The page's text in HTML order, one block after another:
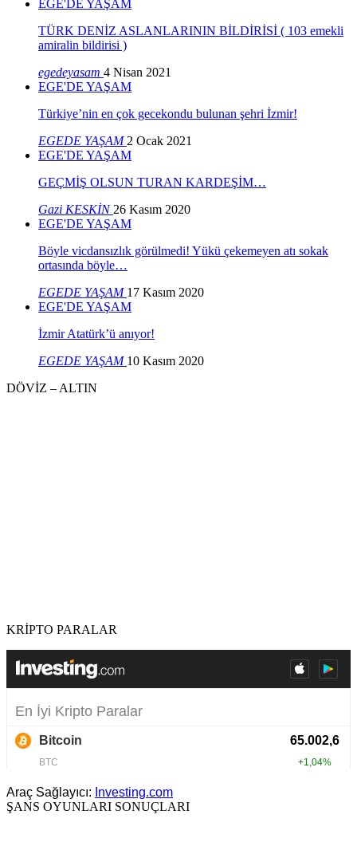
EGE'DE YAŞAM
TÜRK DENİZ ASLANLARININ BİLDİRİSİ ( 103 emekli
amiralin bildirisi )
egedeyasam 4 Nisan 2021
EGE'DE YAŞAM
Türkiye’nin en çok gecekondu bulunan şehri İzmir!
EGEDE YAŞAM 2 Ocak 2021
EGE'DE YAŞAM
GEÇMİŞ OLSUN TURAN KARDEŞİM…
Gazi KESKİN 26 Kasım 2020
EGE'DE YAŞAM
Böyle vicdansızlık görülmedi! Yükü çekemeyen atı sokak
ortasında böyle…
EGEDE YAŞAM 17 Kasım 2020
EGE'DE YAŞAM
İzmir Atatürk’ü anıyor!
EGEDE YAŞAM 10 Kasım 2020
DÖVİZ – ALTIN
KRİPTO PARALAR
Araç Sağlayıcı: Investing.com
ŞANS OYUNLARI SONUÇLARI